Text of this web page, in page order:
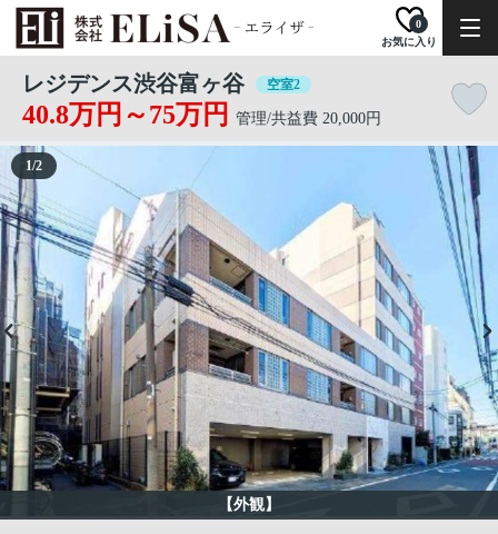
お気に入り
0
レジデンス渋谷富ヶ谷 空室2
40.8万円～75万円 管理/共益費 20,000円
【外観】
1/2